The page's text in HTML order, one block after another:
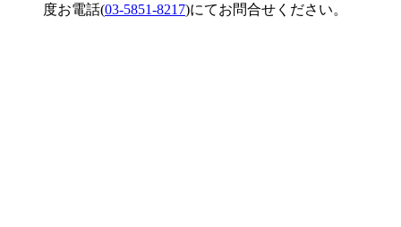
度お電話(03-5851-8217)にてお問合せください。